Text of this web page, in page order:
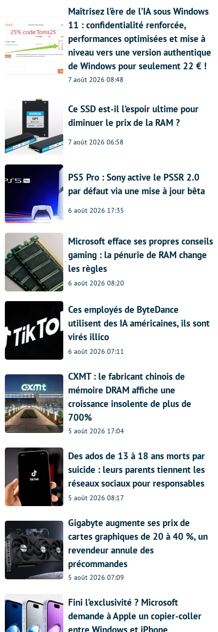
Maîtrisez l’ère de l’IA sous Windows
11 : confidentialité renforcée,
performances optimisées et mise à
niveau vers une version authentique
de Windows pour seulement 22 € !
7 août 2026 08:48
Ce SSD est-il l’espoir ultime pour
diminuer le prix de la RAM ?
7 août 2026 06:58
PS5 Pro : Sony active le PSSR 2.0
par défaut via une mise à jour bêta
6 août 2026 17:35
Microsoft efface ses propres conseils
gaming : la pénurie de RAM change
les règles
6 août 2026 08:20
Ces employés de ByteDance
utilisent des IA américaines, ils sont
virés illico
6 août 2026 07:11
CXMT : le fabricant chinois de
mémoire DRAM affiche une
croissance insolente de plus de
700%
5 août 2026 17:04
Des ados de 13 à 18 ans morts par
suicide : leurs parents tiennent les
réseaux sociaux pour responsables
5 août 2026 08:17
Gigabyte augmente ses prix de
cartes graphiques de 20 à 40 %, un
revendeur annule des
précommandes
5 août 2026 07:09
Fini l’exclusivité ? Microsoft
demande à Apple un copier-coller
entre Windows et iPhone